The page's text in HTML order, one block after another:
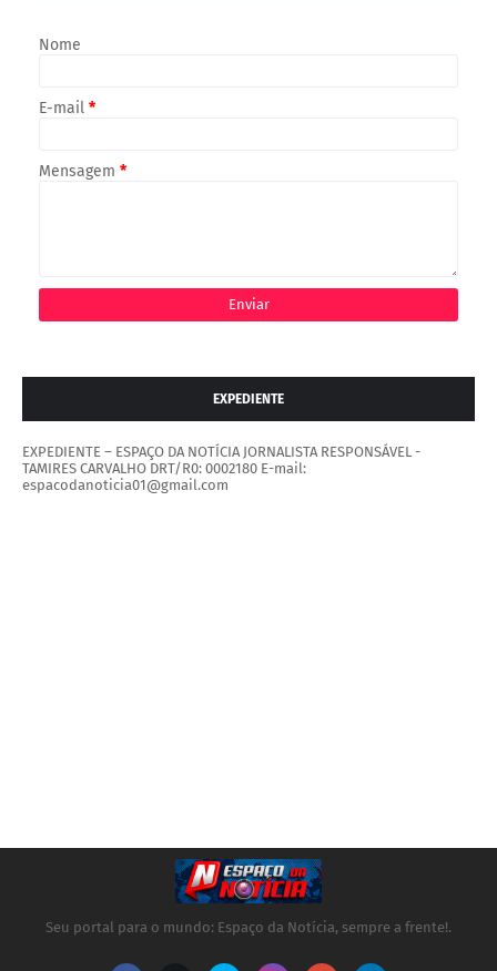
Nome
E-mail *
Mensagem *
EXPEDIENTE
EXPEDIENTE – ESPAÇO DA NOTÍCIA JORNALISTA RESPONSÁVEL -
TAMIRES CARVALHO DRT/R0: 0002180 E-mail:
espacodanoticia01@gmail.com
Seu portal para o mundo: Espaço da Notícia, sempre a frente!.